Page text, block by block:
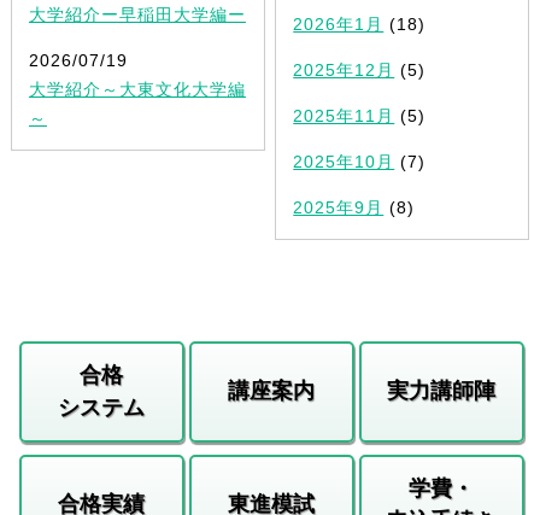
大学紹介ー早稲田大学編ー
2026/07/19
大学紹介～大東文化大学編
～
2026年1月 (18)
2025年12月 (5)
2025年11月 (5)
2025年10月 (7)
2025年9月 (8)
合格
システム
講座案内 実力講師陣
合格実績 東進模試
学費・